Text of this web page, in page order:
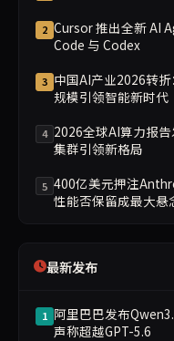
2 Cursor 推出全新 AI
Code 与 Codex
3 中国AI产业2026转
规模引领智能新时代
4 2026全球AI算力报
集群引领新格局
5 400亿美元押注
性能否保留成最大悬
最新发布
1 阿里巴巴发布
声称超越GPT-5.6